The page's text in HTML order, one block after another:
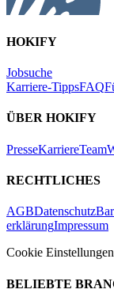
HOKIFY
Jobsuche
Karriere-TippsFAQ
ÜBER HOKIFY
PresseKarriereTeam
RECHTLICHES
AGBDatenschutz
erklärungImpressum
Cookie Einstellungen
BELIEBTE